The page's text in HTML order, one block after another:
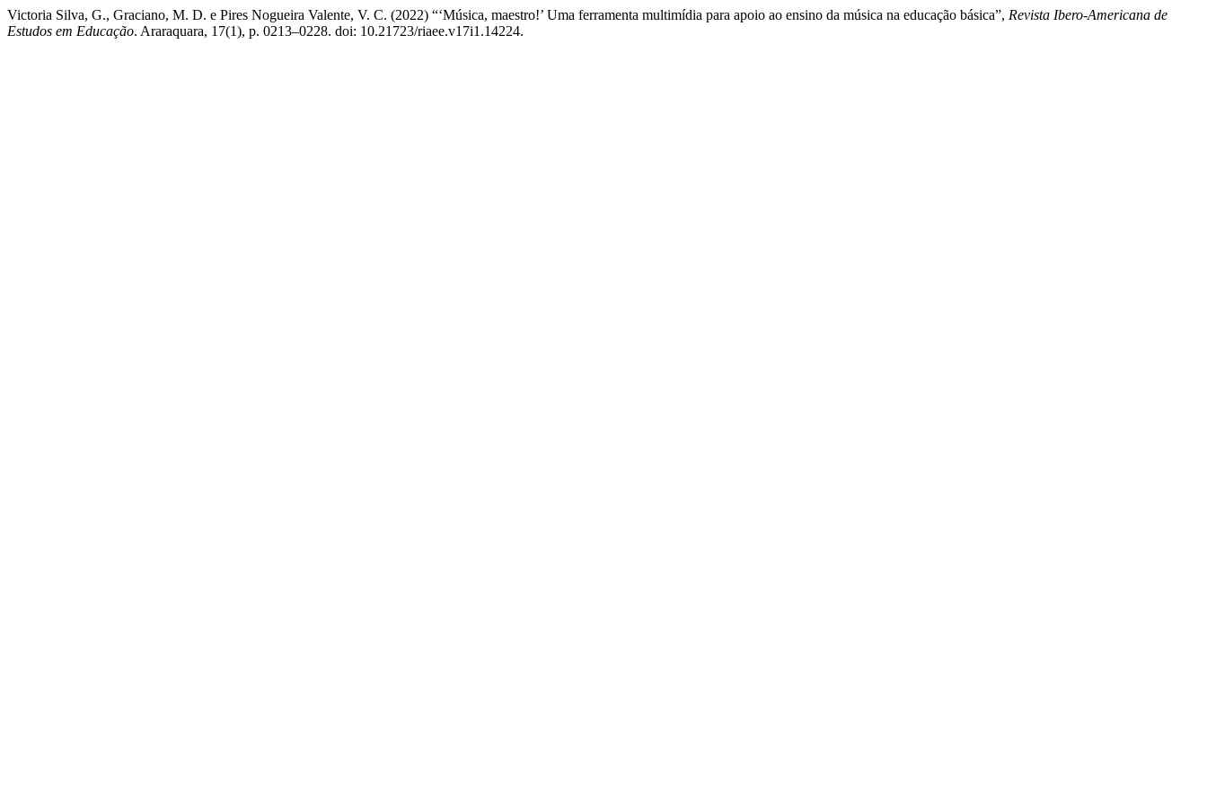
Victoria Silva, G., Graciano, M. D. e Pires Nogueira Valente, V. C. (2022) “‘Música, maestro!’ Uma ferramenta multimídia para apoio ao ensino da música na educação básica”, Revista Ibero-Americana de
Estudos em Educação. Araraquara, 17(1), p. 0213–0228. doi: 10.21723/riaee.v17i1.14224.